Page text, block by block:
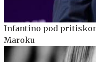
Infantino pod
Maroku